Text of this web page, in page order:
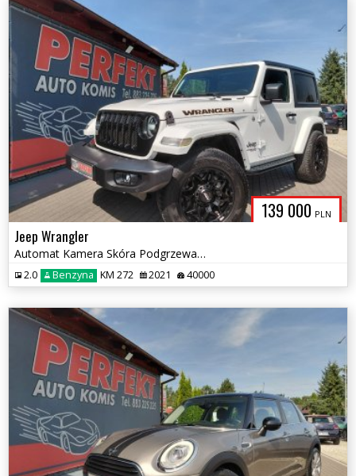
139 000 PLN
Jeep Wrangler
Automat Kamera Skóra Podgrzewane fotele
2.0 Benzyna KM 272 2021 40000